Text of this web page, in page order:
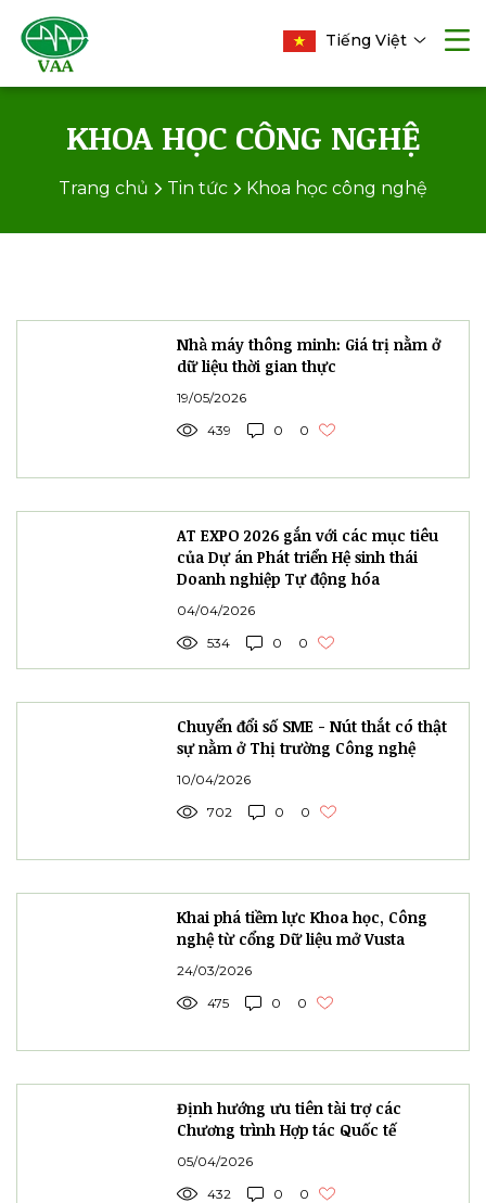
Tiếng Việt
KHOA HỌC CÔNG NGHỆ
Trang chủ Tin tức Khoa học công nghệ
Nhà máy thông minh: Giá trị nằm ở
dữ liệu thời gian thực
19/05/2026
439
0 0
AT EXPO 2026 gắn với các mục tiêu
của Dự án Phát triển Hệ sinh thái
Doanh nghiệp Tự động hóa
04/04/2026
534
0 0
Chuyển đổi số SME - Nút thắt có thật
sự nằm ở Thị trường Công nghệ
10/04/2026
702
0 0
Khai phá tiềm lực Khoa học, Công
nghệ từ cổng Dữ liệu mở Vusta
24/03/2026
475
0 0
Định hướng ưu tiên tài trợ các
Chương trình Hợp tác Quốc tế
05/04/2026
432
0 0